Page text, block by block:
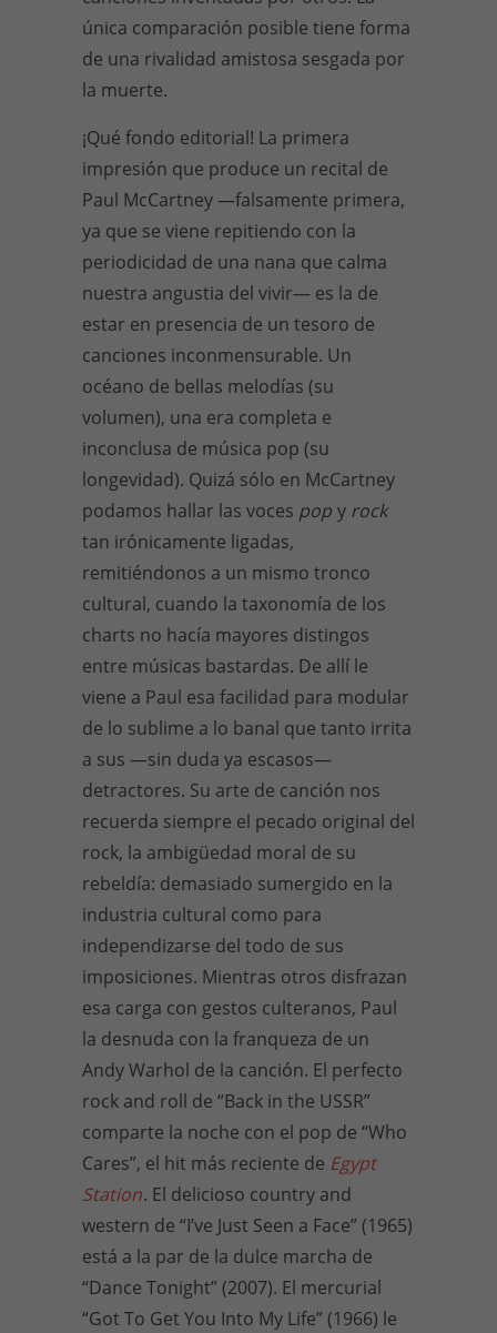
única comparación posible tiene forma
de una rivalidad amistosa sesgada por
la muerte.
¡Qué fondo editorial! La primera
impresión que produce un recital de
Paul McCartney —falsamente primera,
ya que se viene repitiendo con la
periodicidad de una nana que calma
nuestra angustia del vivir— es la de
estar en presencia de un tesoro de
canciones inconmensurable. Un
océano de bellas melodías (su
volumen), una era completa e
inconclusa de música pop (su
longevidad). Quizá sólo en McCartney
podamos hallar las voces pop y rock
tan irónicamente ligadas,
remitiéndonos a un mismo tronco
cultural, cuando la taxonomía de los
charts no hacía mayores distingos
entre músicas bastardas. De allí le
viene a Paul esa facilidad para modular
de lo sublime a lo banal que tanto irrita
a sus —sin duda ya escasos—
detractores. Su arte de canción nos
recuerda siempre el pecado original del
rock, la ambigüedad moral de su
rebeldía: demasiado sumergido en la
industria cultural como para
independizarse del todo de sus
imposiciones. Mientras otros disfrazan
esa carga con gestos culteranos, Paul
la desnuda con la franqueza de un
Andy Warhol de la canción. El perfecto
rock and roll de “Back in the USSR”
comparte la noche con el pop de “Who
Cares”, el hit más reciente de Egypt
Station. El delicioso country and
western de “I’ve Just Seen a Face” (1965)
está a la par de la dulce marcha de
“Dance Tonight” (2007). El mercurial
“Got To Get You Into My Life” (1966) le